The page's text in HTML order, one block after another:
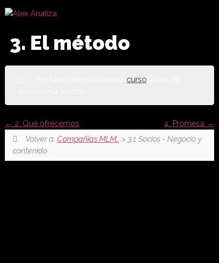
3. El método
curso
2. Qué ofrecemos
4. Promesa
Volver a: Compañías MLM.. > 3.1 Socios - Negocio y
contenido